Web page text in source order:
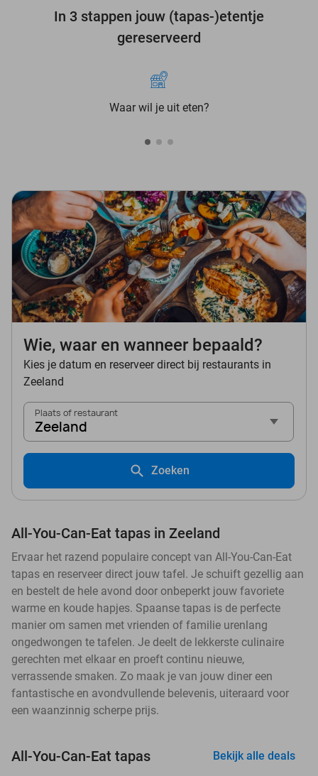
In 3 stappen jouw (tapas-)etentje
gereserveerd
Waar wil je uit eten?
Wie, waar en wanneer bepaald?
Kies je datum en reserveer direct bij restaurants in
Zeeland
Plaats of restaurant
Zeeland
Zoeken
All-You-Can-Eat tapas in Zeeland
Ervaar het razend populaire concept van All-You-Can-Eat
tapas en reserveer direct jouw tafel. Je schuift gezellig aan
en bestelt de hele avond door onbeperkt jouw favoriete
warme en koude hapjes. Spaanse tapas is de perfecte
manier om samen met vrienden of familie urenlang
ongedwongen te tafelen. Je deelt de lekkerste culinaire
gerechten met elkaar en proeft continu nieuwe,
verrassende smaken. Zo maak je van jouw diner een
fantastische en avondvullende belevenis, uiteraard voor
een waanzinnig scherpe prijs.
All-You-Can-Eat tapas Bekijk alle deals